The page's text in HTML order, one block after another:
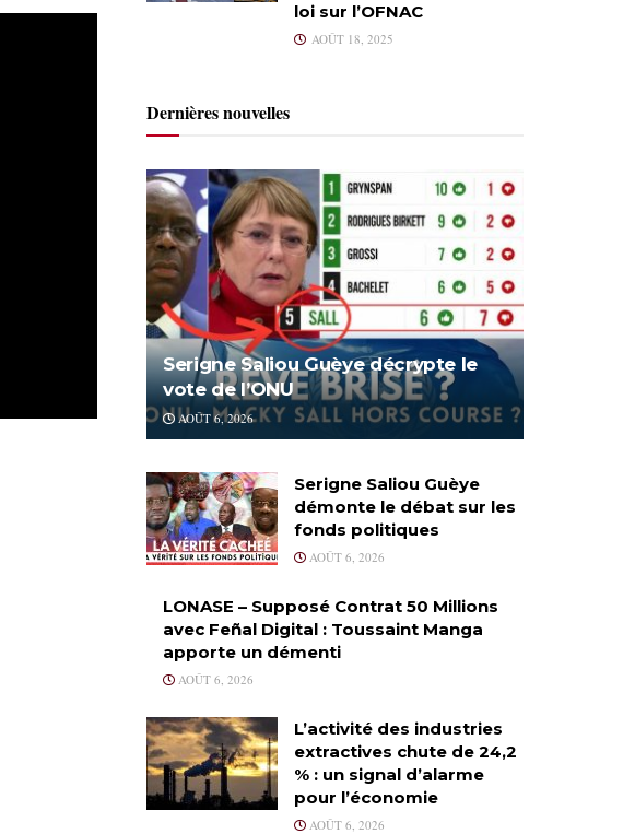
loi sur l’OFNAC
AOÛT 18, 2025
Dernières nouvelles
Serigne Saliou Guèye décrypte le
vote de l’ONU
AOÛT 6, 2026
Serigne Saliou Guèye
démonte le débat sur les
fonds politiques
AOÛT 6, 2026
LONASE – Supposé Contrat 50 Millions
avec Feñal Digital : Toussaint Manga
apporte un démenti
AOÛT 6, 2026
L’activité des industries
extractives chute de 24,2
% : un signal d’alarme
pour l’économie
AOÛT 6, 2026